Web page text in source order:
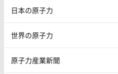
日本の原子力
世界の原子力
原子力産業新聞